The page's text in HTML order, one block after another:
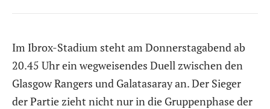
Im Ibrox-Stadium steht am Donnerstagabend ab
20.45 Uhr ein wegweisendes Duell zwischen den
Glasgow Rangers und Galatasaray an. Der Sieger
der Partie zieht nicht nur in die Gruppenphase der